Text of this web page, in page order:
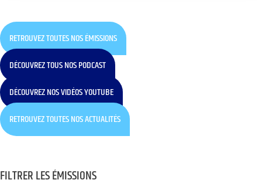
RETROUVEZ TOUTES NOS ÉMISSIONS
DÉCOUVREZ TOUS NOS PODCAST
DÉCOUVREZ NOS VIDÉOS YOUTUBE
RETROUVEZ TOUTES NOS ACTUALITÉS
FILTRER LES ÉMISSIONS